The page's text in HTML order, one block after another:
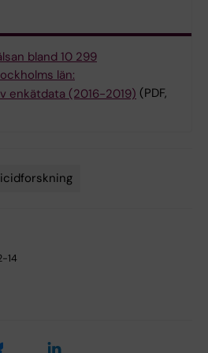
bland 10 299
län:
enkätdata (2016-2019) (PDF,
14